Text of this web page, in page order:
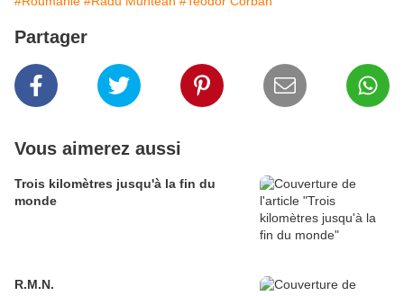
Partager
Vous aimerez aussi
Trois kilomètres jusqu'à la fin du
monde
R.M.N.